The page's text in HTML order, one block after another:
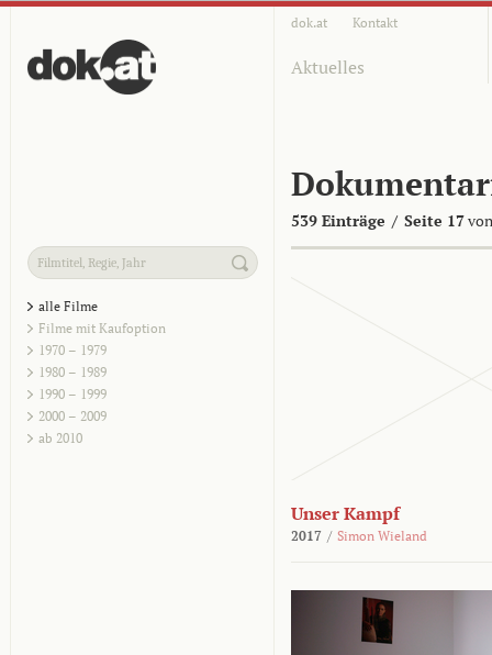
dok.at Kontakt
Aktuelles
539 Einträge / Seite 17
alle Filme
Filme mit Kaufoption
1970 – 1979
1980 – 1989
1990 – 1999
2000 – 2009
ab 2010
Unser Kampf
2017 / Simon Wieland